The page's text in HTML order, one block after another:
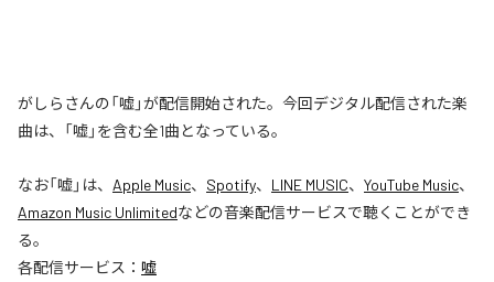
がしらさんの「嘘」が配信開始された。今回デジタル配信された楽
曲は、「嘘」を含む全1曲となっている。
なお「嘘」は、 Apple Music、 Spotify、 LINE MUSIC、 YouTube Music、
Amazon Music Unlimitedなどの音楽配信サービスで聴くことができ
る。
各配信サービス： 嘘